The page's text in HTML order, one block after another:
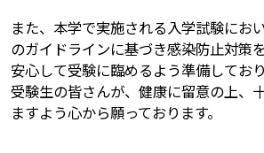
また、本学で実施される入学試験にお
のガイドラインに基づき感染防止対策
安心して受験に臨めるよう準備しており
受験生の皆さんが、健康に留意の上、
ますよう心から願っております。